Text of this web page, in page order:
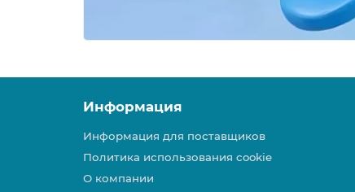
Информация
Информация для поставщиков
Политика использования cookie
О компании